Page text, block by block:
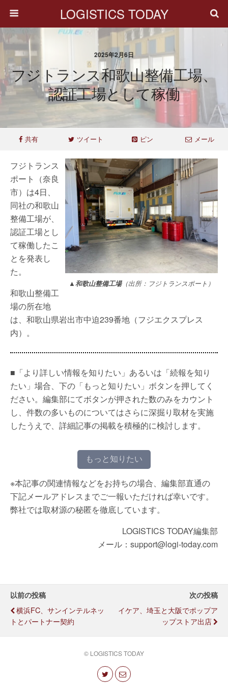
LOGISTICS TODAY
2025年2月6日
フジトランス和歌山整備工場、
認証工場として稼働
共有 ツイート ピン メール
▲和歌山整備工場（出所：フジトランスポート）
フジトランス
ポート（奈良
市）は4日、
同社の和歌山
整備工場が、
認証工場とし
て稼働したこ
とを発表し
た。
和歌山整備工
場の所在地
は、和歌山県岩出市中迫239番地（フジエクスプレス
内）。
■「より詳しい情報を知りたい」あるいは「続報を知り
たい」場合、下の「もっと知りたい」ボタンを押してく
ださい。編集部にてボタンが押された数のみをカウント
し、件数の多いものについてはさらに深掘り取材を実施
したうえで、詳細記事の掲載を積極的に検討します。
もっと知りたい
※本記事の関連情報などをお持ちの場合、編集部直通の
下記メールアドレスまでご一報いただければ幸いです。
弊社では取材源の秘匿を徹底しています。
LOGISTICS TODAY編集部
メール：support@logi-today.com
以前の投稿
横浜FC、サンインテルネッ
トとパートナー契約
次の投稿
イケア、埼玉と大阪でポップア
ップストア出店
© LOGISTICS TODAY